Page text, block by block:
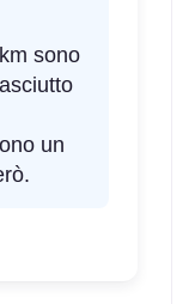
sono
un